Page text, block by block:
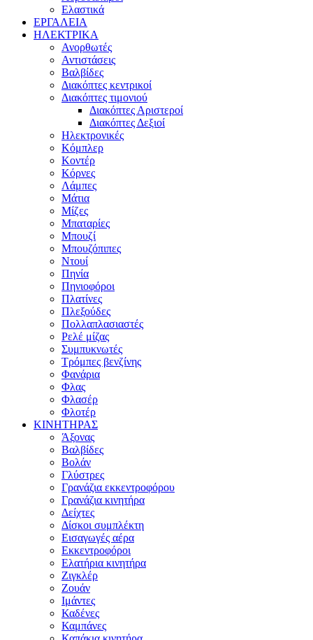
Ελαστικά
ΕΡΓΑΛΕΙΑ
ΗΛΕΚΤΡΙΚΑ
Ανορθωτές
Αντιστάσεις
Βαλβίδες
Διακόπτες κεντρικοί
Διακόπτες τιμονιού
Διακόπτες Αριστεροί
Διακόπτες Δεξιοί
Ηλεκτρονικές
Κόμπλερ
Κοντέρ
Κόρνες
Λάμπες
Μάτια
Μίζες
Μπαταρίες
Μπουζί
Μπουζόπιπες
Ντουί
Πηνία
Πηνιοφόροι
Πλατίνες
Πλεξούδες
Πολλαπλασιαστές
Ρελέ μίζας
Συμπυκνωτές
Τρόμπες βενζίνης
Φανάρια
Φλας
Φλασέρ
Φλοτέρ
ΚΙΝΗΤΗΡΑΣ
Άξονας
Βαλβίδες
Βολάν
Γλύστρες
Γρανάζια εκκεντροφόρου
Γρανάζια κινητήρα
Δείχτες
Δίσκοι συμπλέκτη
Εισαγωγές αέρα
Εκκεντροφόροι
Ελατήρια κινητήρα
Ζιγκλέρ
Ζουάν
Ιμάντες
Καδένες
Καμπάνες